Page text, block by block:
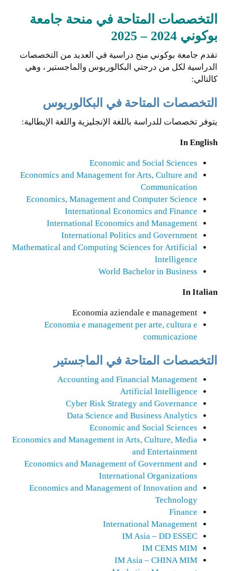
التخصصات المتاحة في منحة جامعة
بوكوني 2024 – 2025
تقدم جامعة بوكوني منح دراسية في العديد من التخصصات
الدراسية لكل من درجتي البكالوريوس والماجستير ، وهي
كالتالي:
التخصصات المتاحة في البكالوريوس
يتوفر تخصصات للدراسة باللغة الإنجليزية واللغة الإيطالية:
In English
Economic and Social Sciences
Economics and Management for Arts, Culture and
Communication
Economics, Management and Computer Science
International Economics and Finance
International Economics and Management
International Politics and Government
Mathematical and Computing Sciences for Artificial
Intelligence
World Bachelor in Business
In Italian
Economia aziendale e management
Economia e management per arte, cultura e
comunicazione
التخصصات المتاحة في الماجستير
Accounting and Financial Management
Artificial Intelligence
Cyber Risk Strategy and Governance
Data Science and Business Analytics
Economic and Social Sciences
Economics and Management in Arts, Culture, Media
and Entertainment
Economics and Management of Government and
International Organizations
Economics and Management of Innovation and
Technology
Finance
International Management
IM Asia – DD ESSEC
IM CEMS MIM
IM Asia – CHINA MIM